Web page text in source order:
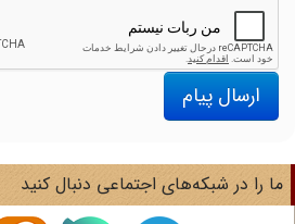
ارسال پیام
را در شبکه‌های اجتماعی دنبال کنید